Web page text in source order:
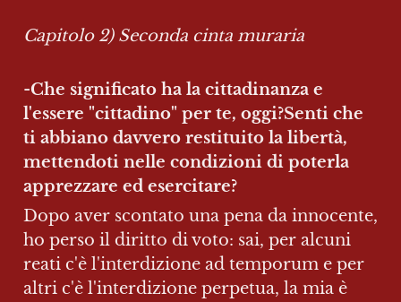
Capitolo 2) Seconda cinta muraria
-Che significato ha la cittadinanza e
l'essere "cittadino" per te, oggi?Senti che
ti abbiano davvero restituito la libertà,
mettendoti nelle condizioni di poterla
apprezzare ed esercitare?
Dopo aver scontato una pena da innocente,
ho perso il diritto di voto: sai, per alcuni
reati c'è l'interdizione ad temporum e per
altri c'è l'interdizione perpetua, la mia è